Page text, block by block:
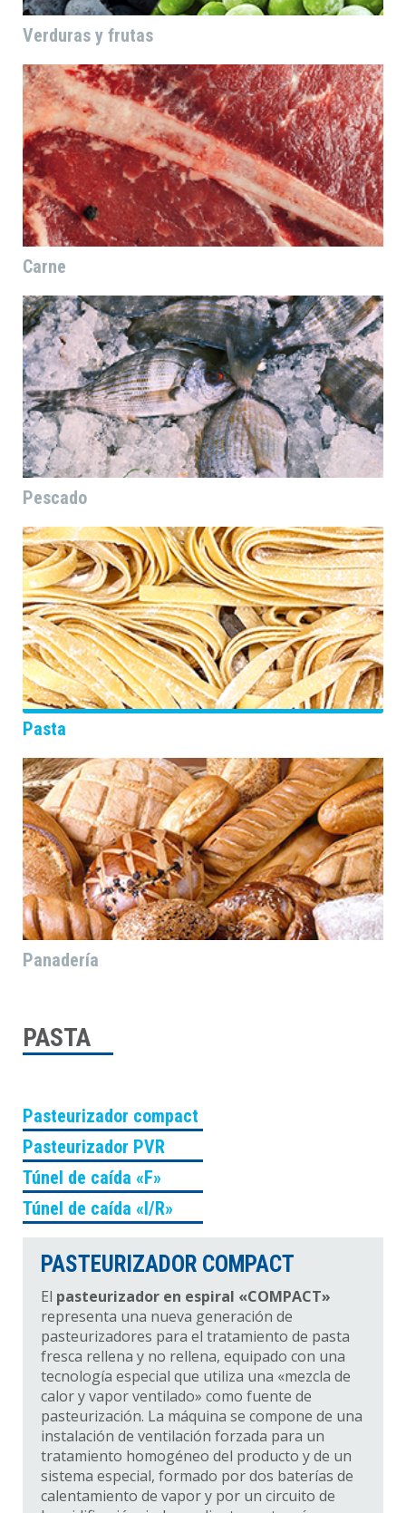
Verduras y frutas
Carne
Pescado
Pasta
Panadería
PASTA
Pasteurizador compact
Pasteurizador PVR
Túnel de caída «F»
Túnel de caída «I/R»
PASTEURIZADOR COMPACT
El pasteurizador en espiral «COMPACT»
representa una nueva generación de
pasteurizadores para el tratamiento de pasta
fresca rellena y no rellena, equipado con una
tecnología especial que utiliza una «mezcla de
calor y vapor ventilado» como fuente de
pasteurización. La máquina se compone de una
instalación de ventilación forzada para un
tratamiento homogéneo del producto y de un
sistema especial, formado por dos baterías de
calentamiento de vapor y por un circuito de